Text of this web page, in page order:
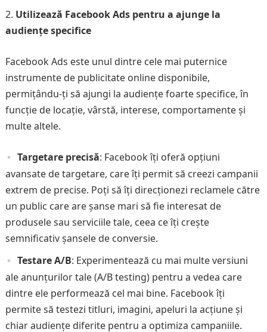
Utilizează Facebook Ads pentru a ajunge la
audiențe specifice
Facebook Ads este unul dintre cele mai puternice
instrumente de publicitate online disponibile,
permițându-ți să ajungi la audiențe foarte specifice, în
funcție de locație, vârstă, interese, comportamente și
multe altele.
Targetare precisă: Facebook îți oferă opțiuni
avansate de targetare, care îți permit să creezi campanii
extrem de precise. Poți să îți direcționezi reclamele către
un public care are șanse mari să fie interesat de
produsele sau serviciile tale, ceea ce îți crește
semnificativ șansele de conversie.
Testare A/B: Experimentează cu mai multe versiuni
ale anunțurilor tale (A/B testing) pentru a vedea care
dintre ele performează cel mai bine. Facebook îți
permite să testezi titluri, imagini, apeluri la acțiune și
chiar audiențe diferite pentru a optimiza campaniile.